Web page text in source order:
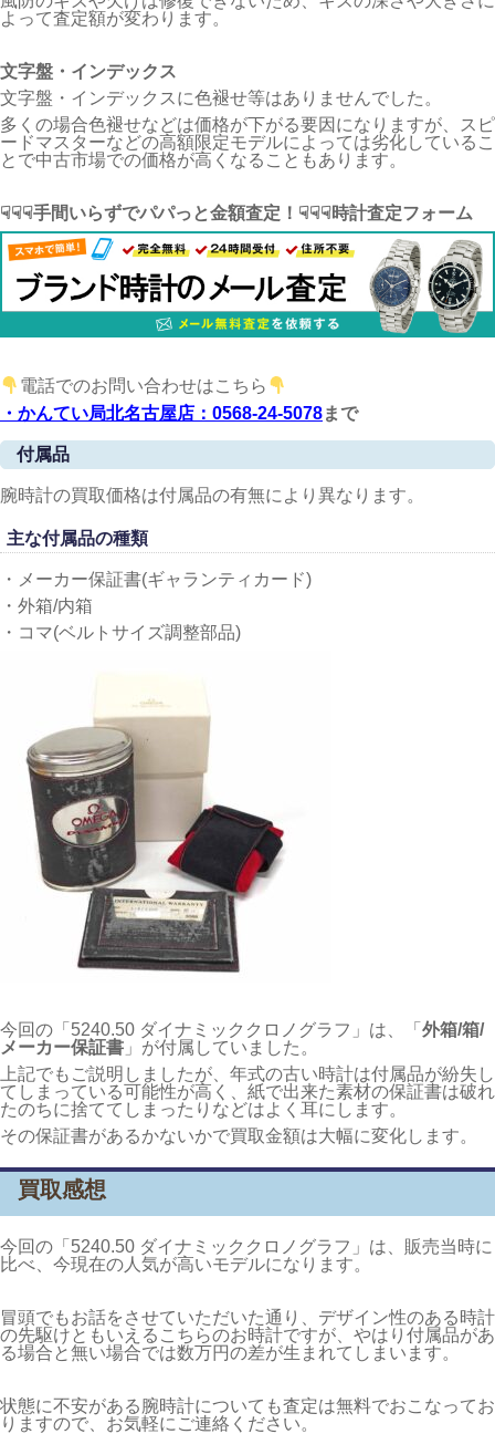
よって査定額が変わります。
文字盤・インデックス
文字盤・インデックスに色褪せ等はありませんでした。
多くの場合色褪せなどは価格が下がる要因になりますが、スピ
ードマスターなどの高額限定モデルによっては劣化しているこ
とで中古市場での価格が高くなることもあります。
☟☟☟手間いらずでパパっと金額査定！☟☟☟時計査定フォーム
電話でのお問い合わせはこちら
・かんてい局北名古屋店：0568-24-5078まで
付属品
腕時計の買取価格は付属品の有無により異なります。
主な付属品の種類
・メーカー保証書(ギャランティカード)
・外箱/内箱
・コマ(ベルトサイズ調整部品)
今回の「5240.50 ダイナミッククロノグラフ」は、「 外箱/箱/
メーカー保証書 」が付属していました。
上記でもご説明しましたが、年式の古い時計は付属品が紛失し
てしまっている可能性が高く、紙で出来た素材の保証書は破れ
たのちに捨ててしまったりなどはよく耳にします。
その保証書があるかないかで買取金額は大幅に変化します。
買取感想
今回の「5240.50 ダイナミッククロノグラフ」は、販売当時に
比べ、今現在の人気が高いモデルになります。
冒頭でもお話をさせていただいた通り、デザイン性のある時計
の先駆けともいえるこちらのお時計ですが、やはり付属品があ
る場合と無い場合では数万円の差が生まれてしまいます。
状態に不安がある腕時計についても査定は無料でおこなってお
りますので、お気軽にご連絡ください。